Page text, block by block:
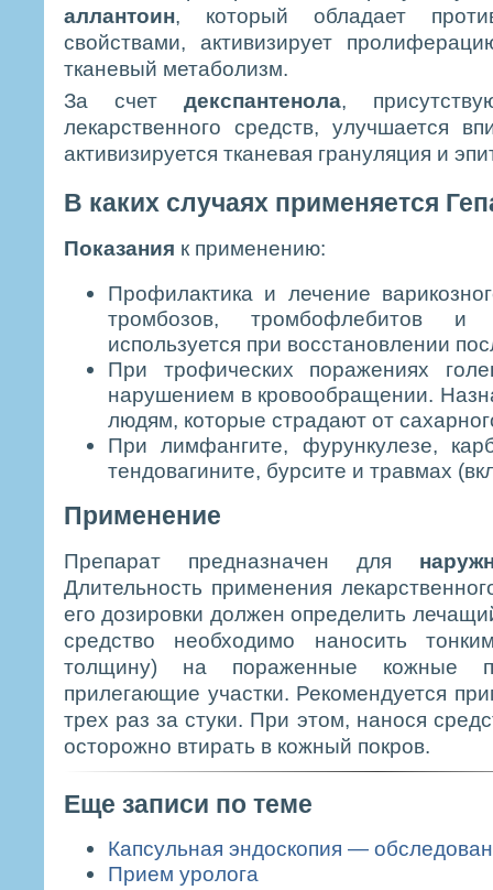
аллантоин, который обладает
свойствами, активизирует
тканевый метаболизм.
За счет декспантенола,
лекарственного средств, улучшается
активизируется тканевая грануляция и
В каких случаях применяется
Показания к применению:
Профилактика и лечение
тромбозов, тромбофлебитов и
используется при восстановлении
При трофических поражениях
нарушением в кровообращении.
людям, которые страдают от
При лимфангите, фурункулезе,
тендовагините, бурсите и травмах
Применение
Препарат предназначен для
Длительность применения
его дозировки должен определить
средство необходимо наносить
толщину) на пораженные кожные
прилегающие участки. Рекомендуется
трех раз за стуки. При этом, нанося
осторожно втирать в кожный покров.
Еще записи по теме
Капсульная эндоскопия —
Прием уролога